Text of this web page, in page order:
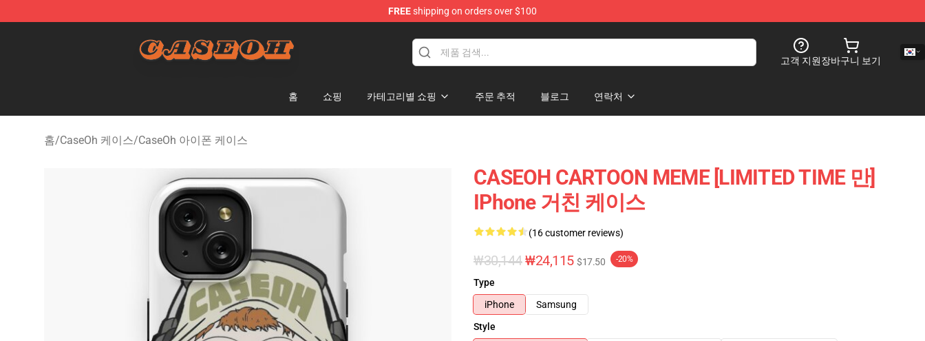
FREEshipping on orders over $100
고객 지원장바구니 보기
홈 쇼핑 카테고리별 쇼핑 주문 추적 블로그 연락처
홈/CaseOh 케이스/CaseOh 아이폰 케이스
CASEOH CARTOON MEME [LIMITED TIME 만]
IPhone 거친 케이스
(16 customer reviews)
₩30,144₩24,115 $17.50 -20%
Type
iPhone
Samsung
Style